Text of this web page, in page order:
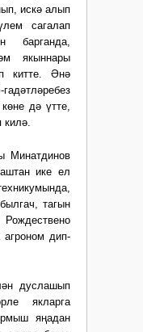
искә алып
сагалап
якыннары
китте. Әнә
дә үтте,
Минатдинов
ике ел
тагын
агроном дип­
дуслашып
якларга
яңадан